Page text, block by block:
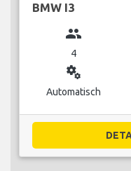
BMW I3
group
4
miscellaneous_services
Automatisch